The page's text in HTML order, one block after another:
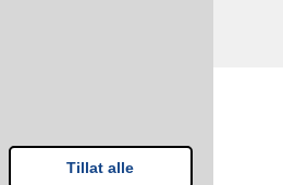
Tillat alle
MED: